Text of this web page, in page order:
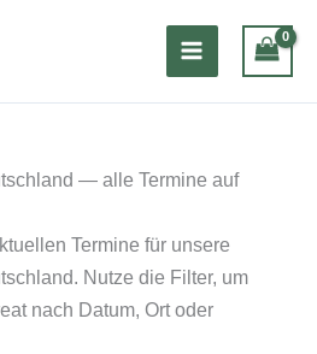
— alle Termine auf
Termine für unsere
Nutze die Filter, um
nach Datum, Ort oder